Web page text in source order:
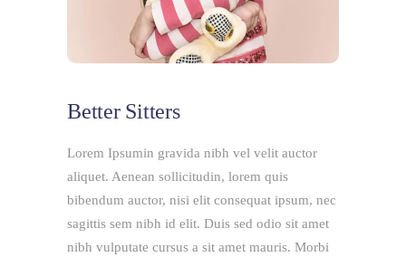
Better Sitters
Lorem Ipsumin gravida nibh vel velit auctor
aliquet. Aenean sollicitudin, lorem quis
bibendum auctor, nisi elit consequat ipsum, nec
sagittis sem nibh id elit. Duis sed odio sit amet
nibh vulputate cursus a sit amet mauris. Morbi